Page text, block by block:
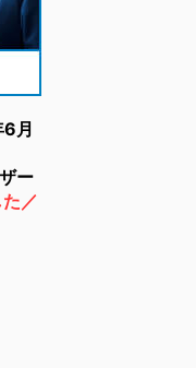
月
ー
／